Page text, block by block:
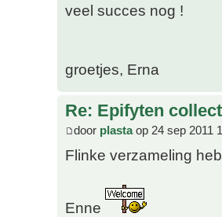
veel succes nog !
groetjes, Erna
Re: Epifyten
door plastaop 24 sep 2011
Flinke verzameling
Enne